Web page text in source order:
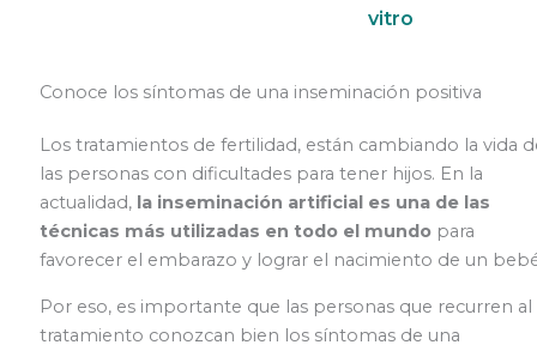
vitro
Conoce los síntomas de una inseminación positiva
Los tratamientos de fertilidad, están cambiando la vida
las personas con dificultades para tener hijos. En la
actualidad, la inseminación artificial es una de las
técnicas más utilizadas en todo el mundopara
favorecer el embarazo y lograr el nacimiento de un
Por eso, es importante que las personas que recurren al
tratamiento conozcan bien los síntomas de una